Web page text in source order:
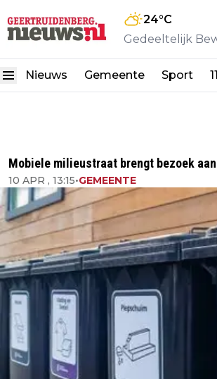
24°C
Gedeeltelijk
Nieuws Gemeente Sport
Mobiele milieustraat brengt bezoek
10 APR , 13:15•GEMEENTE